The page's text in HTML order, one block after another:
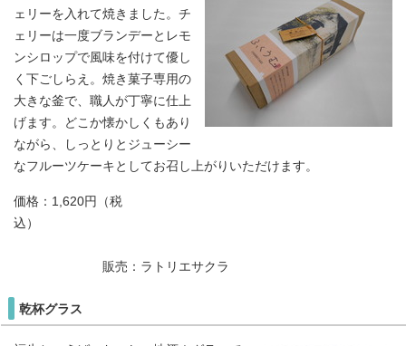
ェリーを入れて焼きました。チ
ェリーは一度ブランデーとレモ
ンシロップで風味を付けて優し
く下ごしらえ。焼き菓子専用の
大きな釜で、職人が丁寧に仕上
げます。どこか懐かしくもあり
ながら、しっとりとジューシー
なフルーツケーキとしてお召し上がりいただけます。
価格：1,620円（税
込）
販売：ラトリエサクラ
乾杯グラス